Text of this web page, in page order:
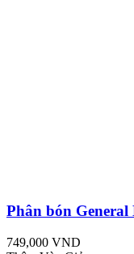
Phân bón
749,000 VND